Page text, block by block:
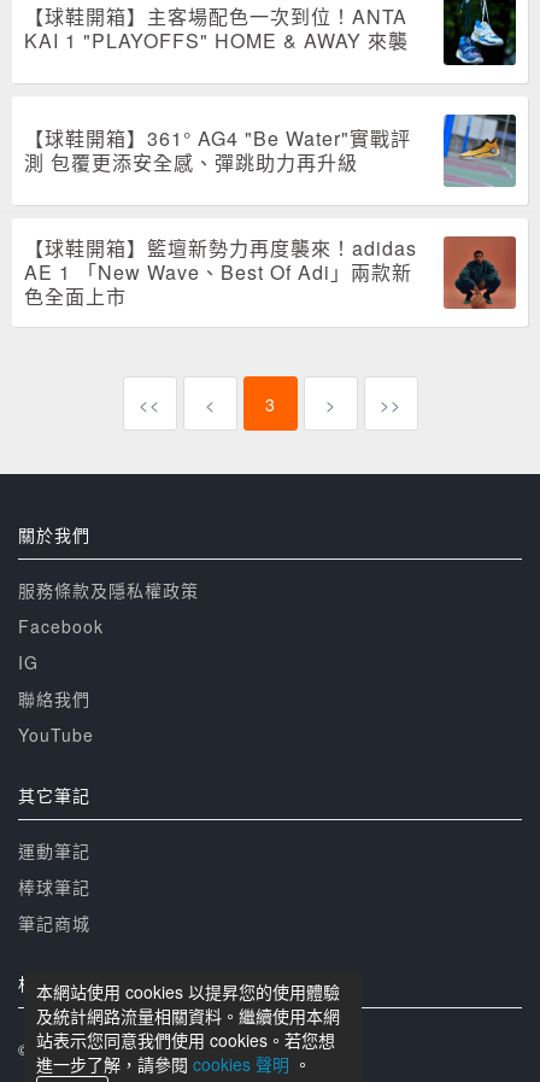
【球鞋開箱】主客場配色一次到位！ANTA
KAI 1 "PLAYOFFS" HOME & AWAY 來襲
【球鞋開箱】361° AG4 "Be Water"實戰評
測 包覆更添安全感、彈跳助力再升級
【球鞋開箱】籃壇新勢力再度襲來！adidas
AE 1 「New Wave、Best Of Adi」兩款新
色全面上市
<< < 3 > >>
本網站使用 cookies 以提昇您的使用體驗
及統計網路流量相關資料。繼續使用本網
站表示您同意我們使用 cookies。若您想
進一步了解，請參閱 cookies 聲明 。
關於我們
服務條款及隱私權政策
Facebook
IG
聯絡我們
YouTube
其它筆記
運動筆記
棒球筆記
筆記商城
相關網站
© 籃球筆記 版權所有